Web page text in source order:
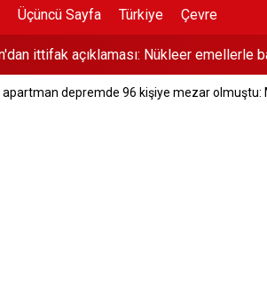
Üçüncü Sayfa Türkiye Çevre
Başkanı İlkay Çiçek tutuklandı
ittifak açıklaması: Nükleer emellerle
mesajı: Çok yaklaştık
apartman depremde 96 kişiye mezar